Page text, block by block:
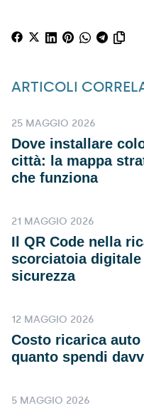
ARTICOLI
25 MAGGIO 2026
Dove installare
città: la mappa
che funziona
21 MAGGIO 2026
Il QR Code nella
scorciatoia
sicurezza
12 MAGGIO 2026
Costo ricarica
quanto spendi
5 MAGGIO 2026